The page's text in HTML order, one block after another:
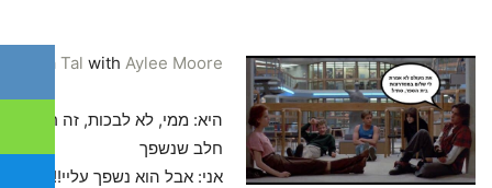
Rona Tal with Aylee Moore
היא: ממי, לא לבכות, זה רק
חלב שנשפך
אני: אבל הוא נשפך עליי!!